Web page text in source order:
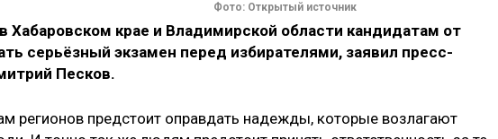
Фото: Открытый источник
крае и Владимирской области кандидатам от
серьёзный экзамен перед избирателями, заявил пресс-
Песков.
регионов предстоит оправдать надежды, которые возлагают